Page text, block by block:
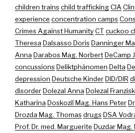
children trainschild traffickingCIA
experience concentration camps
Crimes Against HumanityCT cuckoo
Theresa Dalsasso DorisDanninger
Anna Darabos Mag. NorbertDeCamp
concussionsDeliktphänomen Delta
depression Deutsche KinderDID/DIR
disorderDolezal Anna Dolezal
Katharina Doskozil Mag. Hans Peter
Drozda Mag. ThomasdrugsDSA
Prof. Dr. med. Marguerite Duzdar Mag.